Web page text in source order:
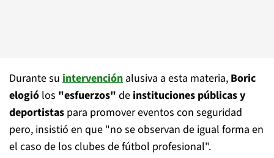
Durante su intervención alusiva a esta materia, Boric
elogió los "esfuerzos" de instituciones públicas y
deportistas para promover eventos con seguridad
pero, insistió en que "no se observan de igual forma en
el caso de los clubes de fútbol profesional".